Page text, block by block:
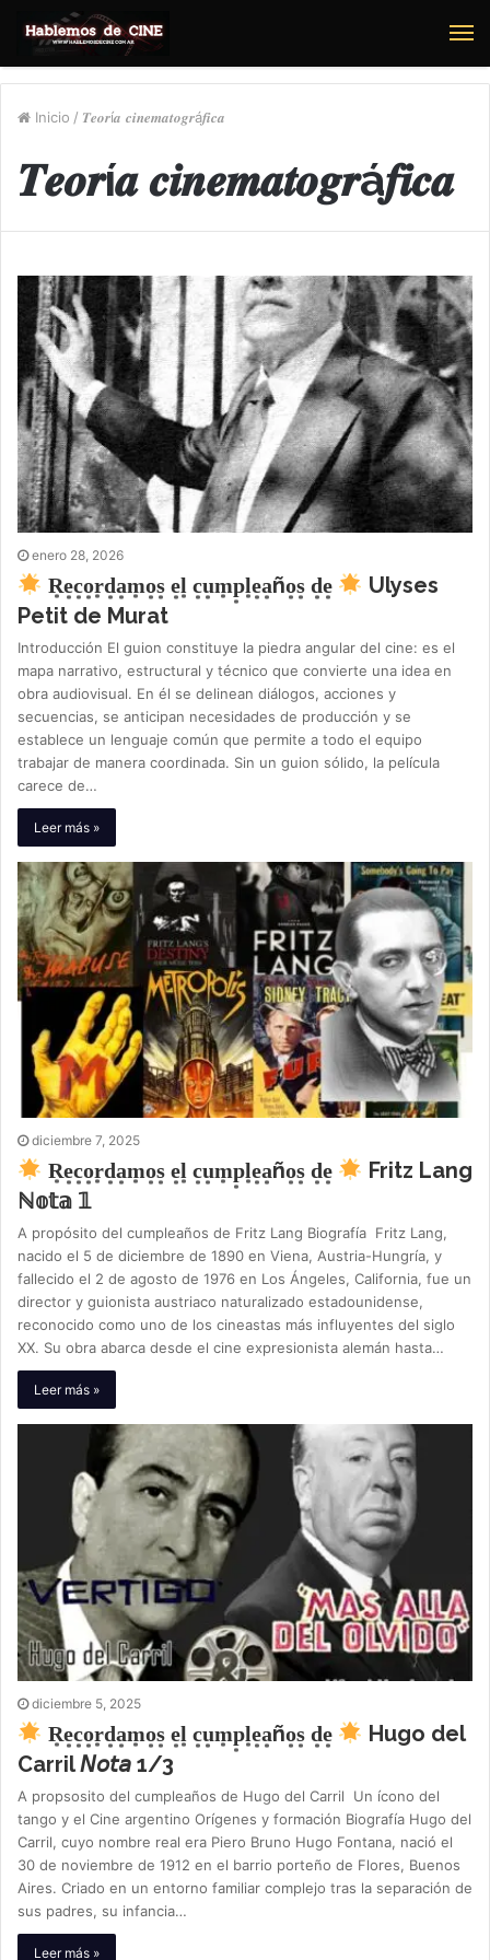
Inicio / 𝑻𝒆𝒐𝒓í𝒂 𝒄𝒊𝒏𝒆𝒎𝒂𝒕𝒐𝒈𝒓á𝒇𝒊𝒄𝒂
𝑻𝒆𝒐𝒓í𝒂 𝒄𝒊𝒏𝒆𝒎𝒂𝒕𝒐𝒈𝒓á𝒇𝒊𝒄𝒂
enero 28, 2026
R͙e͙c͙o͙r͙d͙a͙m͙o͙s͙ e͙l͙ c͙u͙m͙p͙l͙e͙a͙ño͙s͙ d͙e͙
Ulyses
Petit de Murat
Introducción El guion constituye la piedra angular del cine: es el
mapa narrativo, estructural y técnico que convierte una idea en
obra audiovisual. En él se delinean diálogos, acciones y
secuencias, se anticipan necesidades de producción y se
establece un lenguaje común que permite a todo el equipo
trabajar de manera coordinada. Sin un guion sólido, la película
carece de…
Leer más »
diciembre 7, 2025
R͙e͙c͙o͙r͙d͙a͙m͙o͙s͙ e͙l͙ c͙u͙m͙p͙l͙e͙a͙ño͙s͙ d͙e͙
Fritz Lang
ℕ𝕠𝕥𝕒 𝟙
A propósito del cumpleaños de Fritz Lang Biografía Fritz Lang,
nacido el 5 de diciembre de 1890 en Viena, Austria-Hungría, y
fallecido el 2 de agosto de 1976 en Los Ángeles, California, fue un
director y guionista austriaco naturalizado estadounidense,
reconocido como uno de los cineastas más influyentes del siglo
XX. Su obra abarca desde el cine expresionista alemán hasta…
Leer más »
diciembre 5, 2025
R͙e͙c͙o͙r͙d͙a͙m͙o͙s͙ e͙l͙ c͙u͙m͙p͙l͙e͙a͙ño͙s͙ d͙e͙
Hugo del
Carril 𝘕𝘰𝘵𝘢 1/3
A propsosito del cumpleaños de Hugo del Carril Un ícono del
tango y el Cine argentino Orígenes y formación Biografía Hugo del
Carril, cuyo nombre real era Piero Bruno Hugo Fontana, nació el
30 de noviembre de 1912 en el barrio porteño de Flores, Buenos
Aires. Criado en un entorno familiar complejo tras la separación de
sus padres, su infancia…
Leer más »